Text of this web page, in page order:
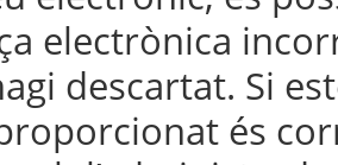
electrònica
descartat. Si
és